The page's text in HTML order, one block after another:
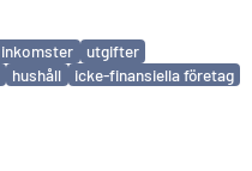
inkomster
utgifter
hushåll icke-finansiella företag